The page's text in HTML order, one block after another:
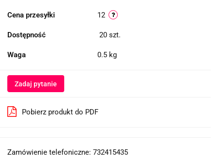
Cena przesyłki 12
Dostępność 20 szt.
Waga 0.5 kg
Zadaj pytanie
Pobierz produkt do PDF
Zamówienie telefoniczne: 732415435